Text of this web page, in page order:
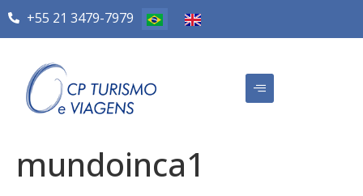
+55 21 3479-7979
mundoinca1